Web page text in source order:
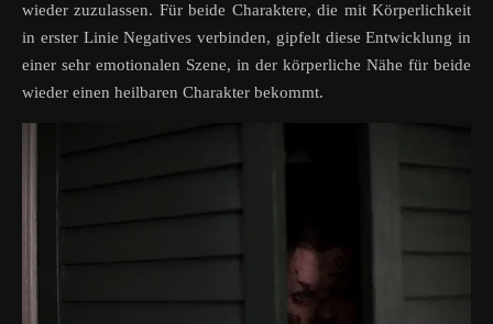
wieder zuzulassen. Für beide Charaktere, die mit Körperlichkeit
in erster Linie Negatives verbinden, gipfelt diese Entwicklung in
einer sehr emotionalen Szene, in der körperliche Nähe für beide
wieder einen heilbaren Charakter bekommt.